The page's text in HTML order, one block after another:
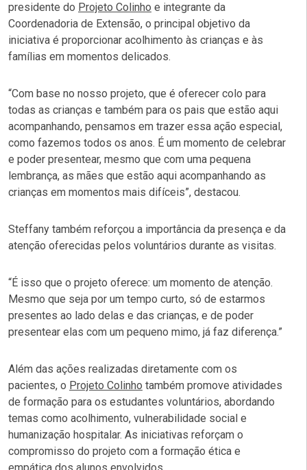
presidente do Projeto Colinho e integrante da
Coordenadoria de Extensão, o principal objetivo da
iniciativa é proporcionar acolhimento às crianças e às
famílias em momentos delicados.
“Com base no nosso projeto, que é oferecer colo para
todas as crianças e também para os pais que estão aqui
acompanhando, pensamos em trazer essa ação especial,
como fazemos todos os anos. É um momento de celebrar
e poder presentear, mesmo que com uma pequena
lembrança, as mães que estão aqui acompanhando as
crianças em momentos mais difíceis”, destacou.
Steffany também reforçou a importância da presença e da
atenção oferecidas pelos voluntários durante as visitas.
“É isso que o projeto oferece: um momento de atenção.
Mesmo que seja por um tempo curto, só de estarmos
presentes ao lado delas e das crianças, e de poder
presentear elas com um pequeno mimo, já faz diferença.”
Além das ações realizadas diretamente com os
pacientes, o Projeto Colinho também promove atividades
de formação para os estudantes voluntários, abordando
temas como acolhimento, vulnerabilidade social e
humanização hospitalar. As iniciativas reforçam o
compromisso do projeto com a formação ética e